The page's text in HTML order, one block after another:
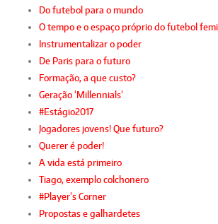
Do futebol para o mundo
O tempo e o espaço próprio do futebol
Instrumentalizar o poder
De Paris para o futuro
Formação, a que custo?
Geração ‘Millennials’
#Estágio2017
Jogadores jovens! Que futuro?
Querer é poder!
A vida está primeiro
Tiago, exemplo colchonero
#Player’s Corner
Propostas e galhardetes